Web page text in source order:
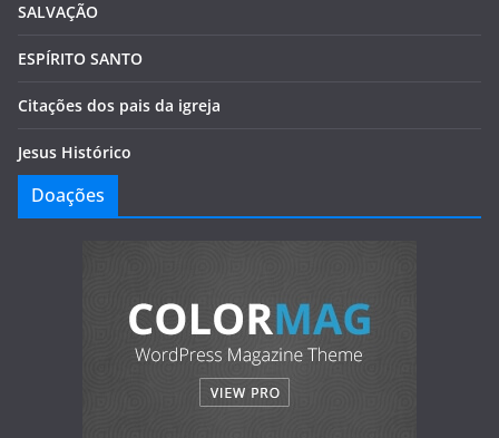
SALVAÇÃO
ESPÍRITO SANTO
Citações dos pais da igreja
Jesus Histórico
Doações